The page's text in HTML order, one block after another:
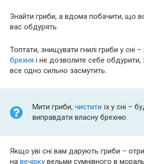
Знайти гриби, а вдома побачити, що
вас обдурять.
Топтати, знищувати гнилі гриби у сні
брехня і не дозволите себе
все одно сильно засмутить.
Мити гриби, чистити їх у сні –
виправдати власну брехню.
Якщо уві сні вам дарують гриби –
на вечірку вельми сумнівного в